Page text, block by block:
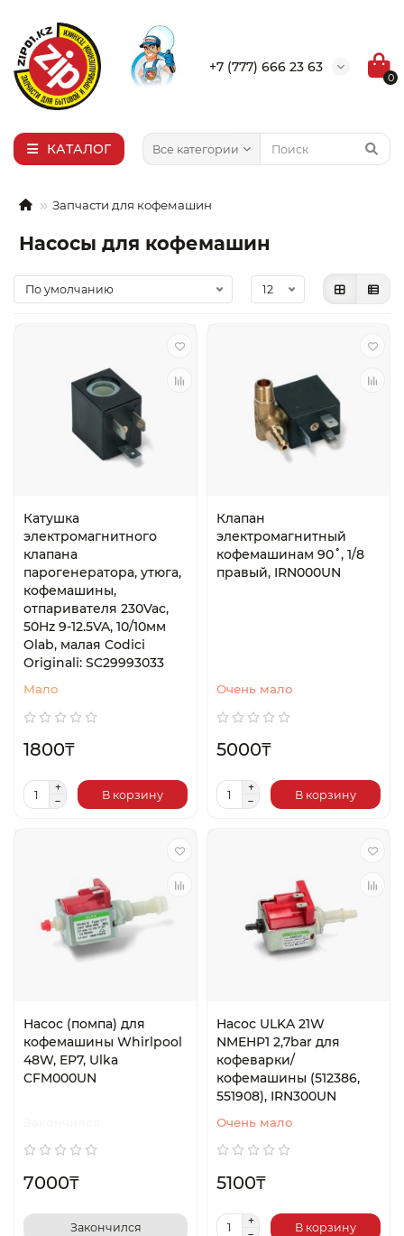
+7 (777) 666 23 63
0
КАТАЛОГ Все категории
Запчасти для кофемашин
Насосы для кофемашин
Катушка
электромагнитного
клапана
парогенератора, утюга,
кофемашины,
отпаривателя 230Vac,
50Hz 9-12.5VA, 10/10мм
Olab, малая Codici
Originali: SC29993033
Мало
1800₸
В корзину
Клапан
электромагнитный
кофемашинам 90˚, 1/8
правый, IRN000UN
Очень мало
5000₸
В корзину
Насос (помпа) для
кофемашины Whirlpool
48W, EP7, Ulka
CFM000UN
7000₸
Закончился
Насос ULKA 21W
NMEHP1 2,7bar для
кофеварки/
кофемашины (512386,
551908), IRN300UN
Очень мало
5100₸
В корзину
Выбор города
Алма-Ата
Актау